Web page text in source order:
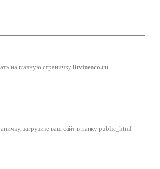
на главную страничку litvinenco.ru
загрузите ваш сайт в папку public_html